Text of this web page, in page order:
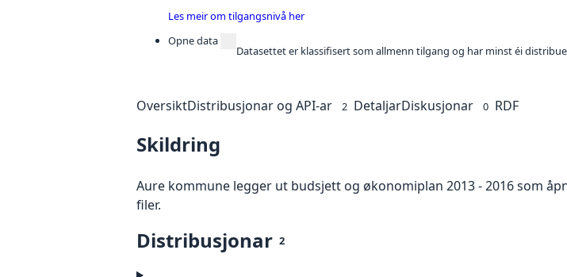
Les meir om tilgangsnivå her
Opne data
Datasettet er klassifisert som allmenn tilgang og har minst éi
OversiktDistribusjonar og API-ar 2 DetaljarDiskusjonar 0 RDF
Skildring
Aure kommune legger ut budsjett og økonomiplan 2013 - 2016 som
filer.
Distribusjonar 2